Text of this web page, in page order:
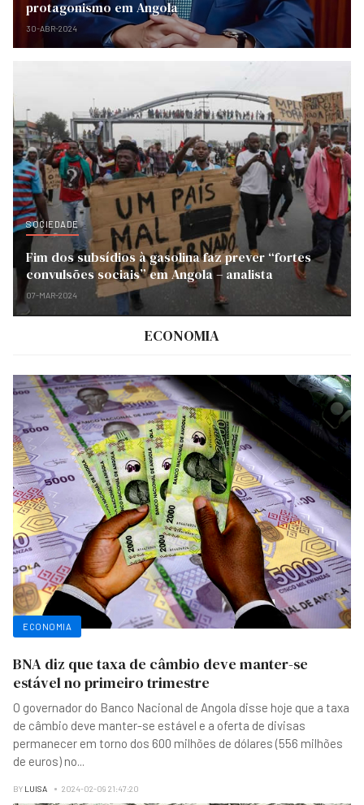
protagonismo em Angola
30-ABR-2024
SOCIEDADE
Fim dos subsídios à gasolina faz prever “fortes
convulsões sociais” em Angola – analista
07-MAR-2024
ECONOMIA
ECONOMIA
BNA diz que taxa de câmbio deve manter-se
estável no primeiro trimestre
O governador do Banco Nacional de Angola disse hoje que a taxa
de câmbio deve manter-se estável e a oferta de divisas
permanecer em torno dos 600 milhões de dólares (556 milhões
de euros) no...
BY LUISA 2024-02-09 21:47:20